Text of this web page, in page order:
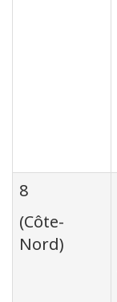
8
(Côte-
Nord)